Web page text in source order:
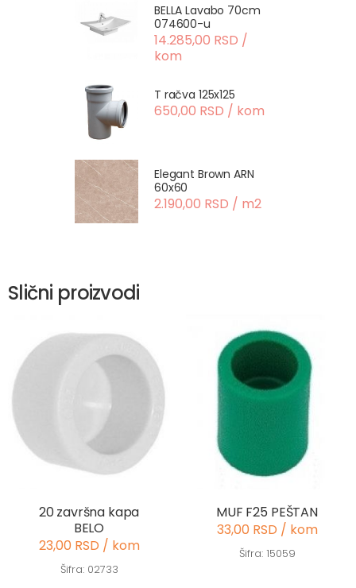
BELLA Lavabo 70cm
074600-u
14.285,00 RSD /
kom
T račva 125x125
650,00 RSD / kom
Elegant Brown ARN
60x60
2.190,00 RSD / m2
Slični proizvodi
20 završna kapa
BELO
23,00 RSD / kom
Šifra: 02733
MUF F25 PEŠTAN
33,00 RSD / kom
Šifra: 15059